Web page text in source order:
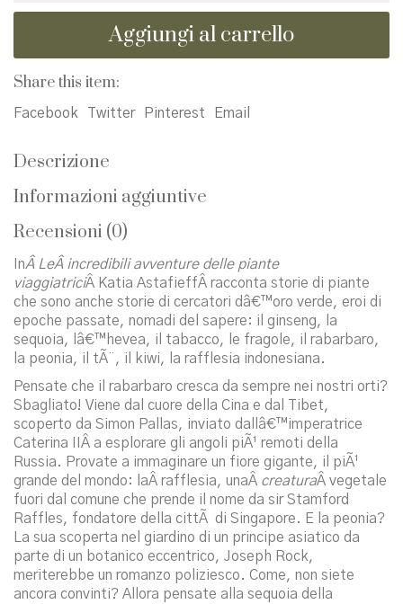
avventure
quantità
Aggiungi al carrello
Share this item:
Facebook Twitter Pinterest Email
Descrizione
Informazioni aggiuntive
Recensioni (0)
InÂ LeÂ incredibili avventure delle piante
viaggiatriciÂ Katia AstafieffÂ racconta storie di piante
che sono anche storie di cercatori dâ€™oro verde, eroi di
epoche passate, nomadi del sapere: il ginseng, la
sequoia, lâ€™hevea, il tabacco, le fragole, il rabarbaro,
la peonia, il tÃ¨, il kiwi, la rafflesia indonesiana.
Pensate che il rabarbaro cresca da sempre nei nostri orti?
Sbagliato! Viene dal cuore della Cina e dal Tibet,
scoperto da Simon Pallas, inviato dallâ€™imperatrice
Caterina IIÂ a esplorare gli angoli piÃ¹ remoti della
Russia. Provate a immaginare un fiore gigante, il piÃ¹
grande del mondo: laÂ rafflesia, unaÂ creaturaÂ vegetale
fuori dal comune che prende il nome da sir Stamford
Raffles, fondatore della cittÃ di Singapore. E la peonia?
La sua scoperta nel giardino di un principe asiatico da
parte di un botanico eccentrico, Joseph Rock,
meriterebbe un romanzo poliziesco. Come, non siete
ancora convinti? Allora pensate alla sequoia della